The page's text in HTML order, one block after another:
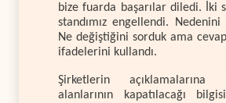
bize fuarda başarılar diledi. İki
standımız engellendi. Nedenini
Ne değiştiğini sorduk ama
ifadelerini kullandı.
Şirketlerin
alanlarının kapatılacağı